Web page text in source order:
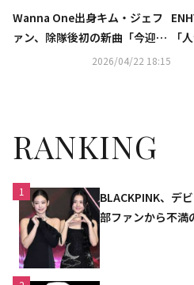
Wanna One出身キム・ジェフ
ァン、除隊後初の新曲「今迎え
に行くよ」MV公開！ファンを
2026/04/22 18:15
「
ラ
RANKING
1
BLACKPINK、デ
部ファンから不